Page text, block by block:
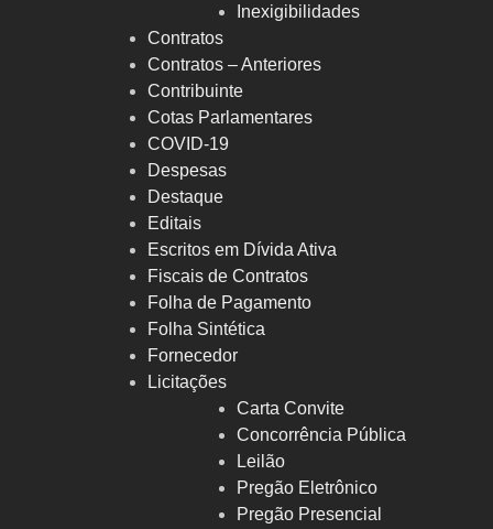
Inexigibilidades
Contratos
Contratos – Anteriores
Contribuinte
Cotas Parlamentares
COVID-19
Despesas
Destaque
Editais
Escritos em Dívida Ativa
Fiscais de Contratos
Folha de Pagamento
Folha Sintética
Fornecedor
Licitações
Carta Convite
Concorrência Pública
Leilão
Pregão Eletrônico
Pregão Presencial